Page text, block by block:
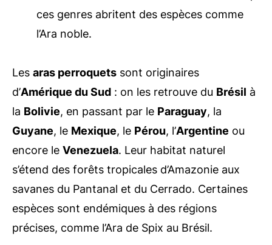
ces genres abritent des espèces comme
l’Ara noble.
Les aras perroquets sont originaires
d’Amérique du Sud : on les retrouve du Brésil à
la Bolivie, en passant par le Paraguay, la
Guyane, le Mexique, le Pérou, l’Argentine ou
encore le Venezuela. Leur habitat naturel
s’étend des forêts tropicales d’Amazonie aux
savanes du Pantanal et du Cerrado. Certaines
espèces sont endémiques à des régions
précises, comme l’Ara de Spix au Brésil.